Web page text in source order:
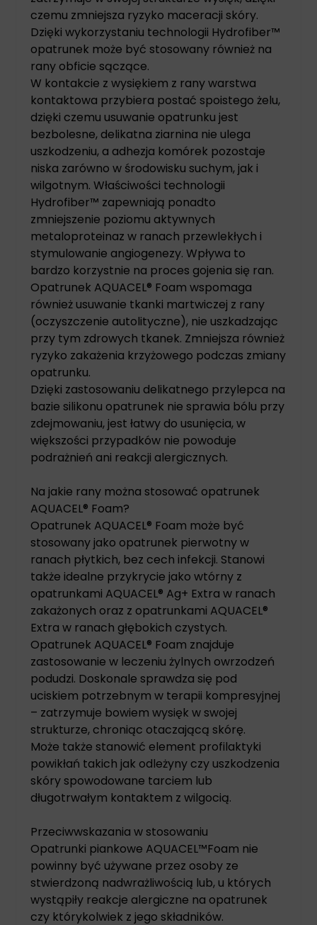
czemu zmniejsza ryzyko maceracji skóry.
Dzięki wykorzystaniu technologii Hydrofiber™
opatrunek może być stosowany również na
rany obficie sączące.
W kontakcie z wysiękiem z rany warstwa
kontaktowa przybiera postać spoistego żelu,
dzięki czemu usuwanie opatrunku jest
bezbolesne, delikatna ziarnina nie ulega
uszkodzeniu, a adhezja komórek pozostaje
niska zarówno w środowisku suchym, jak i
wilgotnym. Właściwości technologii
Hydrofiber™ zapewniają ponadto
zmniejszenie poziomu aktywnych
metaloproteinaz w ranach przewlekłych i
stymulowanie angiogenezy. Wpływa to
bardzo korzystnie na proces gojenia się ran.
Opatrunek AQUACEL® Foam wspomaga
również usuwanie tkanki martwiczej z rany
(oczyszczenie autolityczne), nie uszkadzając
przy tym zdrowych tkanek. Zmniejsza również
ryzyko zakażenia krzyżowego podczas zmiany
opatrunku.
Dzięki zastosowaniu delikatnego przylepca na
bazie silikonu opatrunek nie sprawia bólu przy
zdejmowaniu, jest łatwy do usunięcia, w
większości przypadków nie powoduje
podrażnień ani reakcji alergicznych.
Na jakie rany można stosować opatrunek
AQUACEL® Foam?
Opatrunek AQUACEL® Foam może być
stosowany jako opatrunek pierwotny w
ranach płytkich, bez cech infekcji. Stanowi
także idealne przykrycie jako wtórny z
opatrunkami AQUACEL® Ag+ Extra w ranach
zakażonych oraz z opatrunkami AQUACEL®
Extra w ranach głębokich czystych.
Opatrunek AQUACEL® Foam znajduje
zastosowanie w leczeniu żylnych owrzodzeń
podudzi. Doskonale sprawdza się pod
uciskiem potrzebnym w terapii kompresyjnej
– zatrzymuje bowiem wysięk w swojej
strukturze, chroniąc otaczającą skórę.
Może także stanowić element profilaktyki
powikłań takich jak odleżyny czy uszkodzenia
skóry spowodowane tarciem lub
długotrwałym kontaktem z wilgocią.
Przeciwwskazania w stosowaniu
Opatrunki piankowe AQUACEL™Foam nie
powinny być używane przez osoby ze
stwierdzoną nadwrażliwością lub, u których
wystąpiły reakcje alergiczne na opatrunek
czy którykolwiek z jego składników.